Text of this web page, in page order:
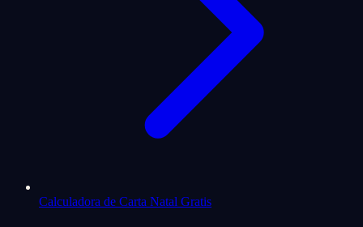
Calculadora de Carta Natal Gratis